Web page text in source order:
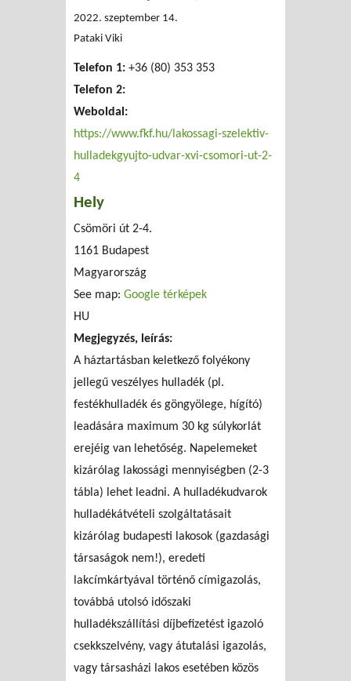
2022. szeptember 14.
Pataki Viki
Telefon 1: +36 (80) 353 353
Telefon 2:
Weboldal:
https://www.fkf.hu/lakossagi-szelektiv-
hulladekgyujto-udvar-xvi-csomori-ut-2-
4
Hely
Csömöri út 2-4.
1161 Budapest
Magyarország
See map: Google térképek
HU
Megjegyzés, leírás:
A háztartásban keletkező folyékony
jellegű veszélyes hulladék (pl.
festékhulladék és göngyölege, hígító)
leadására maximum 30 kg súlykorlát
erejéig van lehetőség. Napelemeket
kizárólag lakossági mennyiségben (2-3
tábla) lehet leadni. A hulladékudvarok
hulladékátvételi szolgáltatásait
kizárólag budapesti lakosok (gazdasági
társaságok nem!), eredeti
lakcímkártyával történő címigazolás,
továbbá utolsó időszaki
hulladékszállítási díjbefizetést igazoló
csekkszelvény, vagy átutalási igazolás,
vagy társasházi lakos esetében közös